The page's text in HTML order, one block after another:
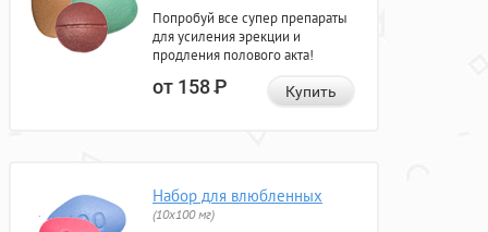
Попробуй все супер препараты
для усиления эрекции и
продления полового акта!
от 158Р Купить
Набор для влюбленных
(10х100 мг)